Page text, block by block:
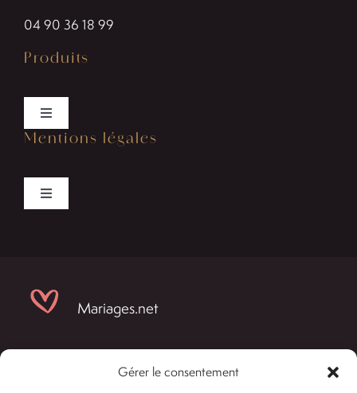
Gérer le consentement
04 90 36 18 99
Produits
Toggle
Navigation
Créations florales
Mariage
Mentions légales
Toggle
Politique de confidentialité
Mariages.net
Les Années Fleurs